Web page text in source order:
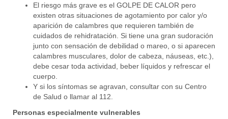
El riesgo más grave es el GOLPE DE CALOR pero
existen otras situaciones de agotamiento por calor y/o
aparición de calambres que requieren también de
cuidados de rehidratación. Si tiene una gran sudoración
junto con sensación de debilidad o mareo, o si aparecen
calambres musculares, dolor de cabeza, náuseas, etc.),
debe cesar toda actividad, beber líquidos y refrescar el
cuerpo.
Y si los síntomas se agravan, consultar con su Centro
de Salud o llamar al 112.
Personas especialmente vulnerables